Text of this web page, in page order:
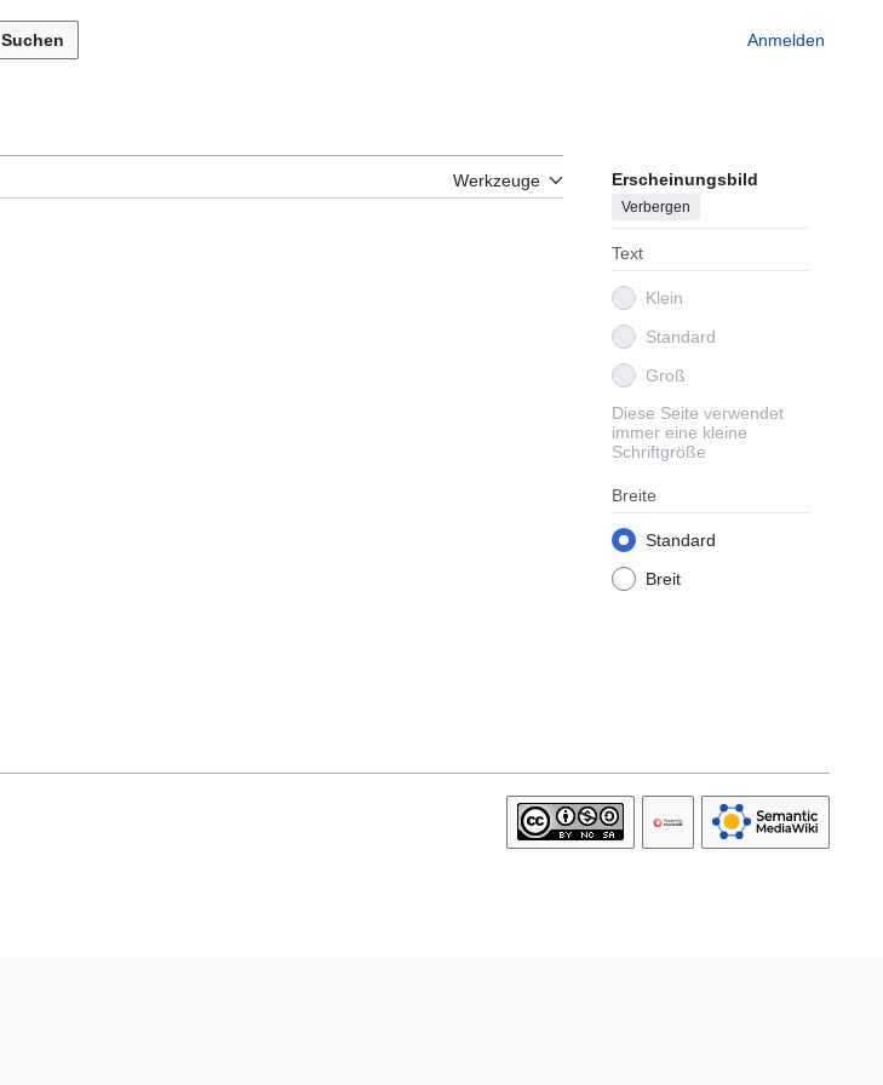
Suchen Anmelden
Werkzeuge Erscheinungsbild
Verbergen
Text
Klein
Standard
Groß
Diese Seite verwendet
immer eine kleine
Schriftgröße
Breite
Standard
Breit